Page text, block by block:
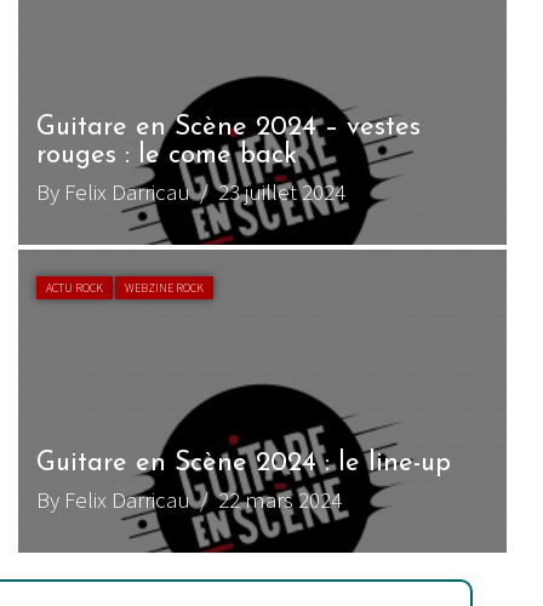
Guitare en Scène 2024 – vestes
rouges : le come back
By Felix Darricau/ 23 juillet 2024
ACTU ROCK WEBZINE ROCK
Guitare en Scène 2024 : le line-up
By Felix Darricau/ 22 mars 2024